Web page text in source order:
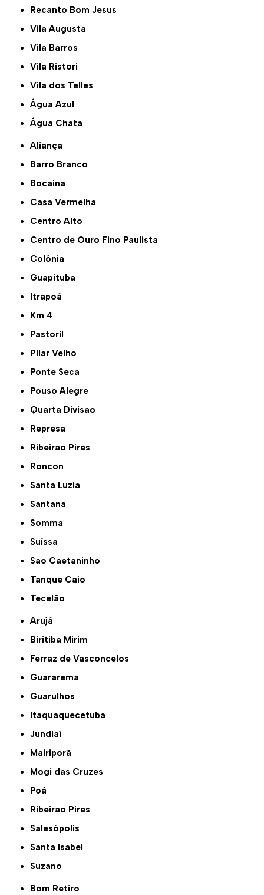
Recanto Bom Jesus
Vila Augusta
Vila Barros
Vila Ristori
Vila dos Telles
Água Azul
Água Chata
Aliança
Barro Branco
Bocaina
Casa Vermelha
Centro Alto
Centro de Ouro Fino Paulista
Colônia
Guapituba
Itrapoá
Km 4
Pastoril
Pilar Velho
Ponte Seca
Pouso Alegre
Quarta Divisão
Represa
Ribeirão Pires
Roncon
Santa Luzia
Santana
Somma
Suíssa
São Caetaninho
Tanque Caio
Tecelão
Arujá
Biritiba Mirim
Ferraz de Vasconcelos
Guararema
Guarulhos
Itaquaquecetuba
Jundiaí
Mairiporã
Mogi das Cruzes
Poá
Ribeirão Pires
Salesópolis
Santa Isabel
Suzano
Bom Retiro